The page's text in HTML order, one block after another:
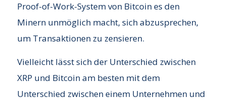
Proof-of-Work-System von Bitcoin es den
Minern unmöglich macht, sich abzusprechen,
um Transaktionen zu zensieren.
Vielleicht lässt sich der Unterschied zwischen
XRP und Bitcoin am besten mit dem
Unterschied zwischen einem Unternehmen und